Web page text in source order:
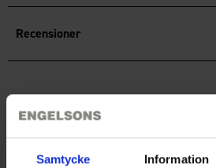
Samtycke Information
Recensioner
Du kanske också behöver